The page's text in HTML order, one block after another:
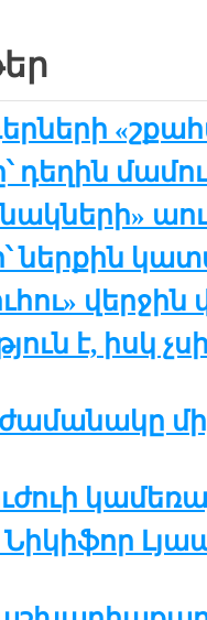
ներքին
վերջին
է, իսկ